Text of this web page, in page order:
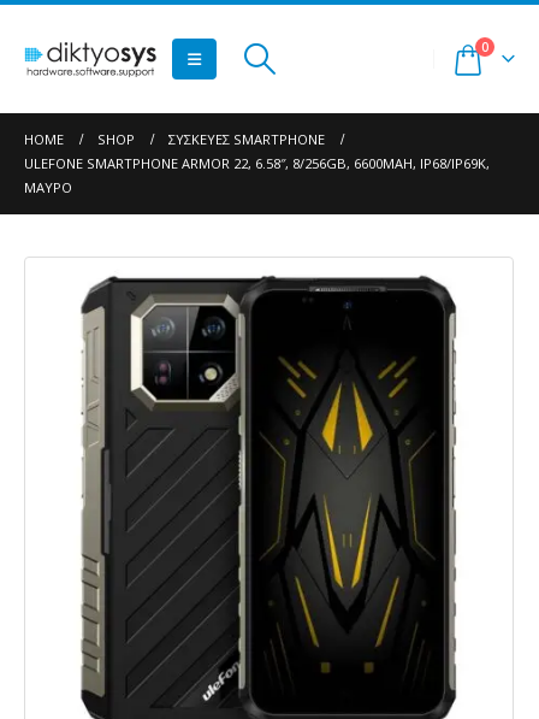
0
HOME SHOP
ΣΥΣΚΕΥΈΣ SMARTPHONE
ULEFONE SMARTPHONE ARMOR 22, 6.58″, 8/256GB, 6600MAH, IP68/IP69K,
ΜΑΎΡΟ